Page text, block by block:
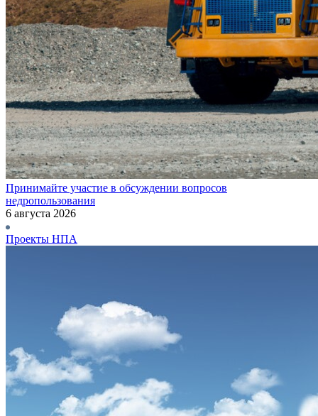
Принимайте участие в обсуждении вопросов
недропользования
6 августа 2026
Проекты НПА